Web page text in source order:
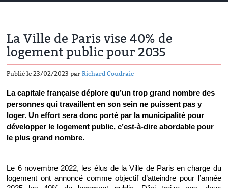
La Ville de Paris vise 40% de
logement public pour 2035
Publié le 23/02/2023 parRichard Coudraie
La capitale française déplore qu’un trop grand nombre des
personnes qui travaillent en son sein ne puissent pas y
loger. Un effort sera donc porté par la municipalité pour
développer le logement public, c’est-à-dire abordable pour
le plus grand nombre.
Le 6 novembre 2022, les élus de la Ville de Paris en charge du
logement ont annoncé comme objectif d’atteindre pour l’année